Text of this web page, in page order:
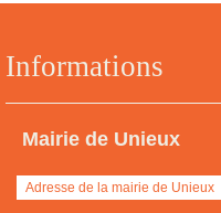
Informations
Mairie de Unieux
Adresse de la mairie de Unieux